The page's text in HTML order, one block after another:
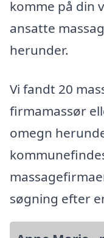
komme på din
ansatte
herunder.
Vi fandt 20
firmamassør
omegn
søgning efter